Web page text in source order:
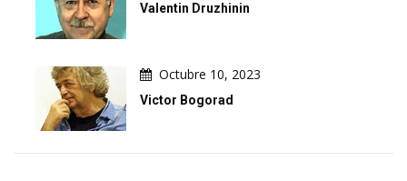
Valentin Druzhinin
Octubre 10, 2023
Victor Bogorad